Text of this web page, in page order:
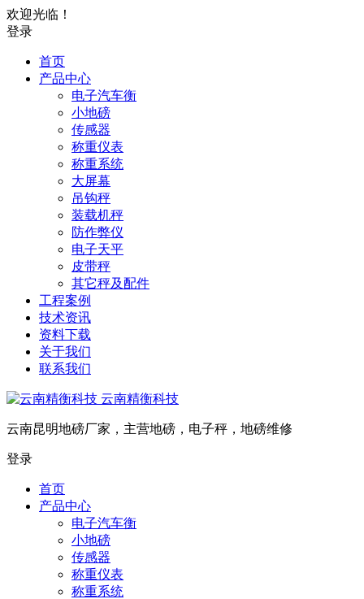
欢迎光临！
登录
首页
产品中心
电子汽车衡
小地磅
传感器
称重仪表
称重系统
大屏幕
吊钩秤
装载机秤
防作弊仪
电子天平
皮带秤
其它秤及配件
工程案例
技术资讯
资料下载
关于我们
联系我们
云南精衡科技
云南昆明地磅厂家，主营地磅，电子秤，地磅维修
登录
首页
产品中心
电子汽车衡
小地磅
传感器
称重仪表
称重系统